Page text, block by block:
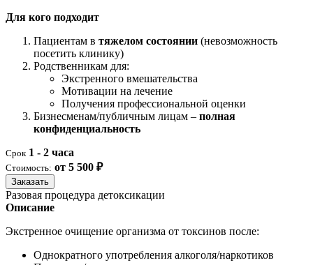
Для кого подходит
Пациентам в тяжелом состоянии (невозможность
посетить клинику)
Родственникам для:
Экстренного вмешательства
Мотивации на лечение
Получения профессиональной оценки
Бизнесменам/публичным лицам – полная
конфиденциальность
Срок 1 - 2 часа
Стоимость: от 5 500 ₽
Заказать
Разовая процедура детоксикации
Описание
Экстренное очищение организма от токсинов после:
Однократного употребления алкоголя/наркотиков